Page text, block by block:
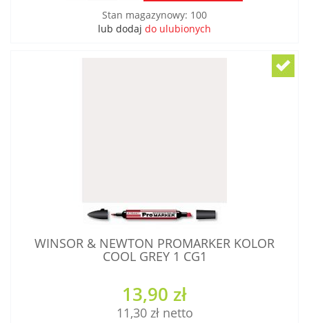
Stan magazynowy: 100
lub dodaj do ulubionych
WINSOR & NEWTON PROMARKER KOLOR
COOL GREY 1 CG1
13,90 zł
11,30 zł